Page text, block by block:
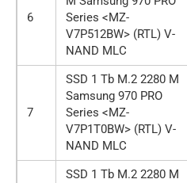
6
Series <MZ-
V7P512BW> (RTL) V-
NAND MLC
7
SSD 1 Tb M.2 2280 M
Samsung 970 PRO
Series <MZ-
V7P1T0BW> (RTL) V-
NAND MLC
SSD 1 Tb M.2 2280 M